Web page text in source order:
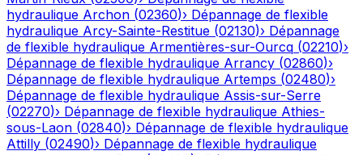
hydraulique Archon (02360)› Dépannage de flexible
hydraulique Arcy-Sainte-Restitue (02130)› Dépannage
de flexible hydraulique Armentières-sur-Ourcq (02210)›
Dépannage de flexible hydraulique Arrancy (02860)›
Dépannage de flexible hydraulique Artemps (02480)›
Dépannage de flexible hydraulique Assis-sur-Serre
(02270)› Dépannage de flexible hydraulique Athies-
sous-Laon (02840)› Dépannage de flexible hydraulique
Attilly (02490)› Dépannage de flexible hydraulique